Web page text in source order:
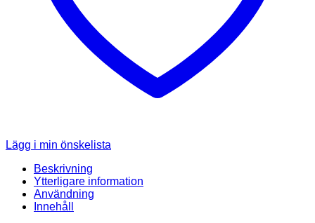
Lägg i min önskelista
Beskrivning
Ytterligare information
Användning
Innehåll